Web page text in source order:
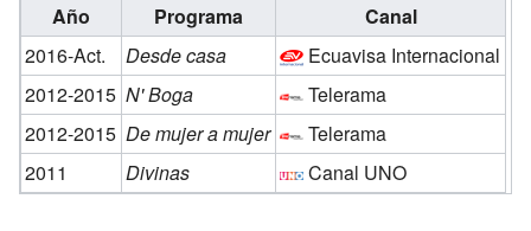
Año Programa
Canal
2016-Act.
Desde casa
Ecuavisa Internacional
2012-2015 N' Boga
Telerama
2012-2015 De mujer a mujer
Telerama
2011
Divinas Canal UNO